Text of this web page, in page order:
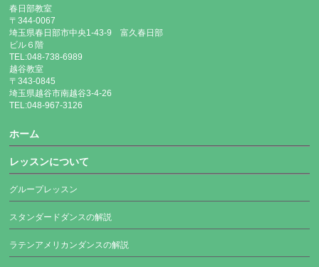
春日部教室
〒344-0067
埼玉県春日部市中央1-43-9 富久春日部
ビル６階
TEL:048-738-6989
越谷教室
〒343-0845
埼玉県越谷市南越谷3-4-26
TEL:048-967-3126
ホーム
レッスンについて
グループレッスン
スタンダードダンスの解説
ラテンアメリカンダンスの解説